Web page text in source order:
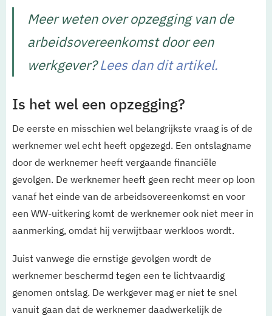
Meer weten over opzegging van de
arbeidsovereenkomst door een
werkgever?Lees dan dit artikel.
Is het wel een opzegging?
De eerste en misschien wel belangrijkste vraag is of de
werknemer wel echt heeft opgezegd. Een ontslagname
door de werknemer heeft vergaande financiële
gevolgen. De werknemer heeft geen recht meer op loon
vanaf het einde van de arbeidsovereenkomst en voor
een WW-uitkering komt de werknemer ook niet meer in
aanmerking, omdat hij verwijtbaar werkloos wordt.
Juist vanwege die ernstige gevolgen wordt de
werknemer beschermd tegen een te lichtvaardig
genomen ontslag. De werkgever mag er niet te snel
vanuit gaan dat de werknemer daadwerkelijk de